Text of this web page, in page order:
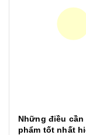
Những điều
phẩm tốt nhất